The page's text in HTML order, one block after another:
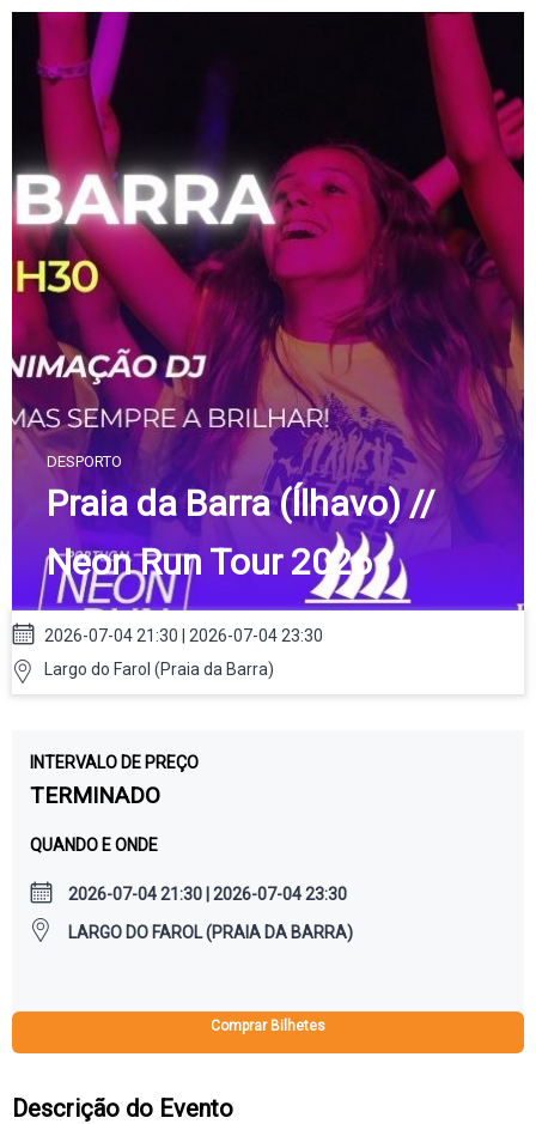
Skip
content
DESPORTO
Praia da Barra (Ílhavo) //
Neon Run Tour 2026
2026-07-04 21:30 | 2026-07-04 23:30
Largo do Farol (Praia da Barra)
INTERVALO DE PREÇO
TERMINADO
QUANDO E ONDE
2026-07-04 21:30 | 2026-07-04 23:30
LARGO DO FAROL (PRAIA DA BARRA)
Comprar Bilhetes
Descrição do Evento